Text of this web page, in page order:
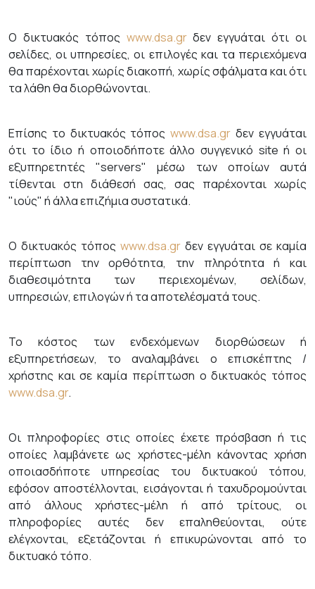
Ο δικτυακός τόπος www.dsa.grδεν εγγυάται ότι οι
σελίδες, οι υπηρεσίες, οι επιλογές και τα περιεχόμενα
θα παρέχονται χωρίς διακοπή, χωρίς σφάλματα και ότι
τα λάθη θα διορθώνονται.
Επίσης το δικτυακός τόποςwww.dsa.gr δεν εγγυάται
ότι το ίδιο ή οποιοδήποτε άλλο συγγενικό site ή οι
εξυπηρετητές "servers" μέσω των οποίων αυτά
τίθενται στη διάθεσή σας, σας παρέχονται χωρίς
"ιούς" ή άλλα επιζήμια συστατικά.
Ο δικτυακός τόπος www.dsa.gr δεν εγγυάται σε καμία
περίπτωση την ορθότητα, την πληρότητα ή και
διαθεσιμότητα των περιεχομένων, σελίδων,
υπηρεσιών, επιλογών ή τα αποτελέσματά τους.
Το κόστος των ενδεχόμενων διορθώσεων ή
εξυπηρετήσεων, το αναλαμβάνει ο επισκέπτης /
χρήστης και σε καμία περίπτωση ο δικτυακός τόπος
www.dsa.gr.
Οι πληροφορίες στις οποίες έχετε πρόσβαση ή τις
οποίες λαμβάνετε ως χρήστες-μέλη κάνοντας χρήση
οποιασδήποτε υπηρεσίας του δικτυακού τόπου,
εφόσον αποστέλλονται, εισάγονται ή ταχυδρομούνται
από άλλους χρήστες-μέλη ή από τρίτους, οι
πληροφορίες αυτές δεν επαληθεύονται, ούτε
ελέγχονται, εξετάζονται ή επικυρώνονται από το
δικτυακό τόπο.